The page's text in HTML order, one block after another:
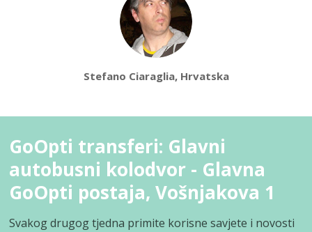
Stefano Ciaraglia, Hrvatska
GoOpti transferi: Glavni
autobusni kolodvor - Glavna
GoOpti postaja, Vošnjakova 1
Svakog drugog tjedna primite korisne savjete i novosti